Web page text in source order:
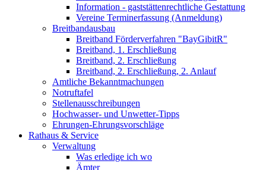
Information - gaststättenrechtliche Gestattung
Vereine Terminerfassung (Anmeldung)
Breitbandausbau
Breitband Förderverfahren "BayGibitR"
Breitband, 1. Erschließung
Breitband, 2. Erschließung
Breitband, 2. Erschließung, 2. Anlauf
Amtliche Bekanntmachungen
Notruftafel
Stellenausschreibungen
Hochwasser- und Unwetter-Tipps
Ehrungen-Ehrungsvorschläge
Rathaus & Service
Verwaltung
Was erledige ich wo
Ämter